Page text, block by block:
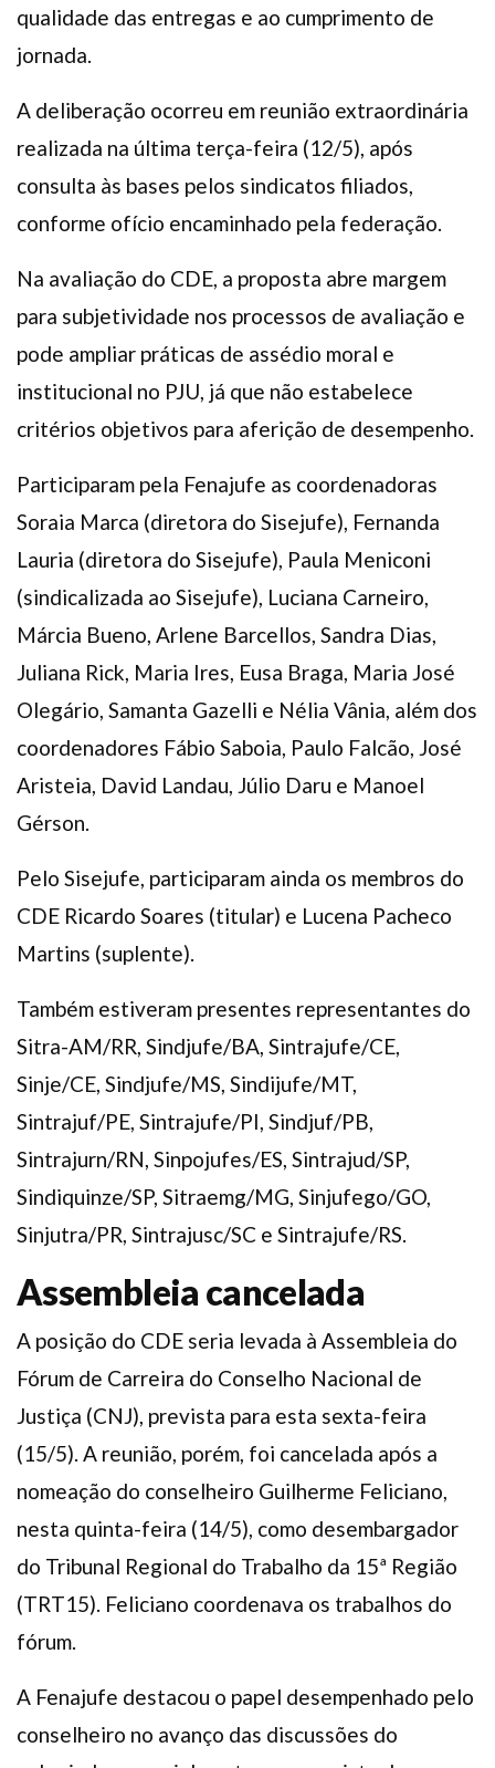
qualidade das entregas e ao cumprimento de
jornada.
A deliberação ocorreu em reunião extraordinária
realizada na última terça-feira (12/5), após
consulta às bases pelos sindicatos filiados,
conforme ofício encaminhado pela federação.
Na avaliação do CDE, a proposta abre margem
para subjetividade nos processos de avaliação e
pode ampliar práticas de assédio moral e
institucional no PJU, já que não estabelece
critérios objetivos para aferição de desempenho.
Participaram pela Fenajufe as coordenadoras
Soraia Marca (diretora do Sisejufe), Fernanda
Lauria (diretora do Sisejufe), Paula Meniconi
(sindicalizada ao Sisejufe), Luciana Carneiro,
Márcia Bueno, Arlene Barcellos, Sandra Dias,
Juliana Rick, Maria Ires, Eusa Braga, Maria José
Olegário, Samanta Gazelli e Nélia Vânia, além dos
coordenadores Fábio Saboia, Paulo Falcão, José
Aristeia, David Landau, Júlio Daru e Manoel
Gérson.
Pelo Sisejufe, participaram ainda os membros do
CDE Ricardo Soares (titular) e Lucena Pacheco
Martins (suplente).
Também estiveram presentes representantes do
Sitra-AM/RR, Sindjufe/BA, Sintrajufe/CE,
Sinje/CE, Sindjufe/MS, Sindijufe/MT,
Sintrajuf/PE, Sintrajufe/PI, Sindjuf/PB,
Sintrajurn/RN, Sinpojufes/ES, Sintrajud/SP,
Sindiquinze/SP, Sitraemg/MG, Sinjufego/GO,
Sinjutra/PR, Sintrajusc/SC e Sintrajufe/RS.
Assembleia cancelada
A posição do CDE seria levada à Assembleia do
Fórum de Carreira do Conselho Nacional de
Justiça (CNJ), prevista para esta sexta-feira
(15/5). A reunião, porém, foi cancelada após a
nomeação do conselheiro Guilherme Feliciano,
nesta quinta-feira (14/5), como desembargador
do Tribunal Regional do Trabalho da 15ª Região
(TRT15). Feliciano coordenava os trabalhos do
fórum.
A Fenajufe destacou o papel desempenhado pelo
conselheiro no avanço das discussões do